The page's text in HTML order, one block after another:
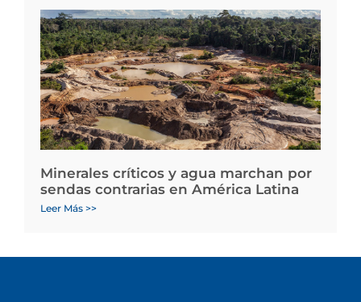
Minerales críticos y agua marchan por
sendas contrarias en América Latina
Leer Más >>